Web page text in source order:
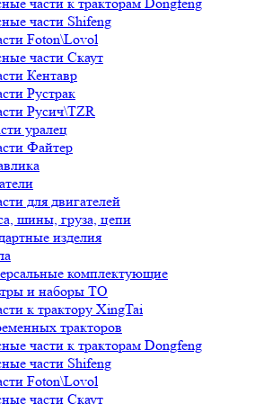
части Shifeng
Foton\Lovol
части Скаут
Кентавр
Рустрак
Русич\TZR
уралец
Файтер
для двигателей
шины, груза, цепи
изделия
комплектующие
и наборы ТО
к трактору XingTai
тракторов
части к тракторам Dongfeng
части Shifeng
Foton\Lovol
части Скаут